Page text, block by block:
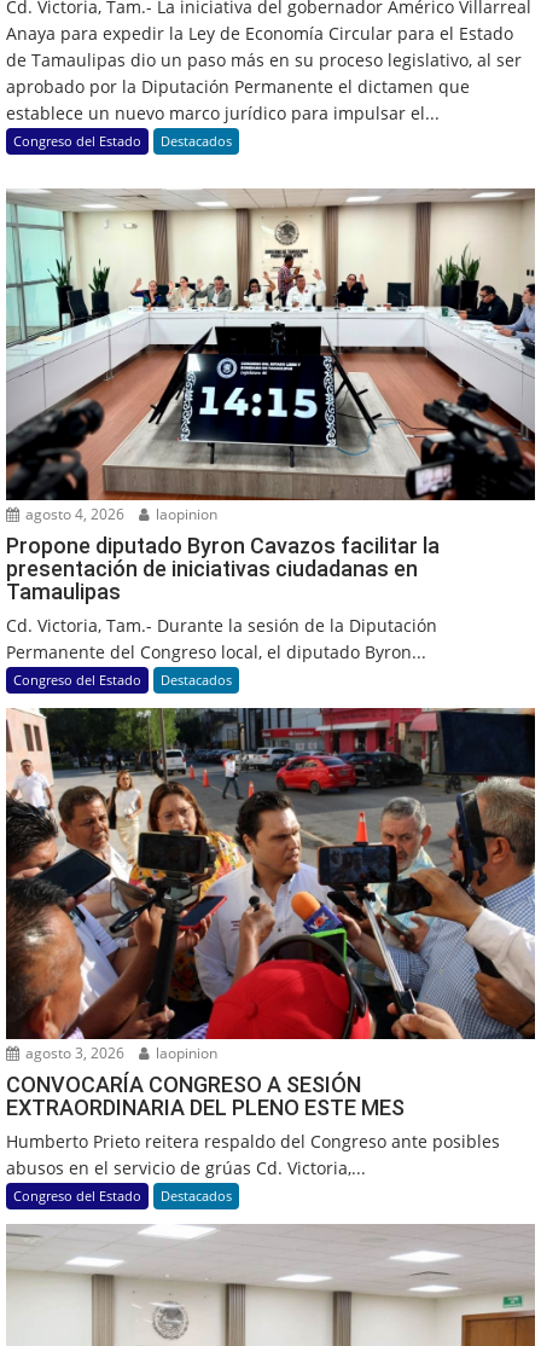
Cd. Victoria, Tam.- La iniciativa del gobernador Américo Villarreal
Anaya para expedir la Ley de Economía Circular para el Estado
de Tamaulipas dio un paso más en su proceso legislativo, al ser
aprobado por la Diputación Permanente el dictamen que
establece un nuevo marco jurídico para impulsar el...
Congreso del Estado Destacados
agosto 4, 2026 laopinion
Propone diputado Byron Cavazos facilitar la
presentación de iniciativas ciudadanas en
Tamaulipas
Cd. Victoria, Tam.- Durante la sesión de la Diputación
Permanente del Congreso local, el diputado Byron...
Congreso del Estado Destacados
agosto 3, 2026 laopinion
CONVOCARÍA CONGRESO A SESIÓN
EXTRAORDINARIA DEL PLENO ESTE MES
Humberto Prieto reitera respaldo del Congreso ante posibles
abusos en el servicio de grúas Cd. Victoria,...
Congreso del Estado Destacados